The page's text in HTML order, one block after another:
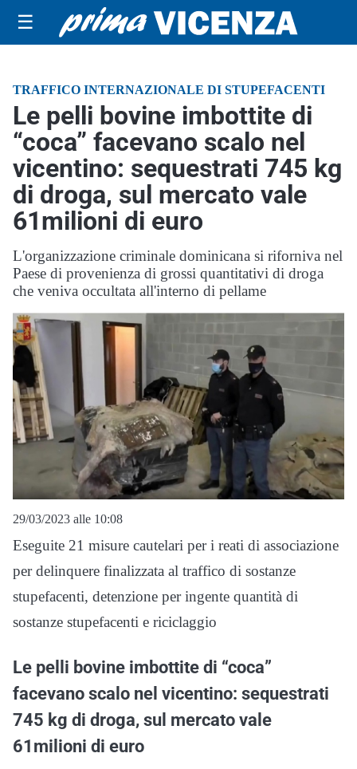
☰
TRAFFICO INTERNAZIONALE DI STUPEFACENTI
Le pelli bovine imbottite di
“coca” facevano scalo nel
vicentino: sequestrati 745 kg
di droga, sul mercato vale
61milioni di euro
L'organizzazione criminale dominicana si riforniva nel
Paese di provenienza di grossi quantitativi di droga
che veniva occultata all'interno di pellame
29/03/2023 alle 10:08
Eseguite 21 misure cautelari per i reati di associazione
per delinquere finalizzata al traffico di sostanze
stupefacenti, detenzione per ingente quantità di
sostanze stupefacenti e riciclaggio
Le pelli bovine imbottite di “coca”
facevano scalo nel vicentino: sequestrati
745 kg di droga, sul mercato vale
61milioni di euro